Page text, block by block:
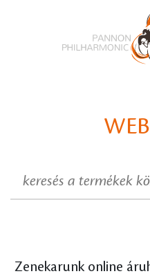
BŐVEBBEN
BOOKS FOR
BŐVEBBEN
Zenekarunk online